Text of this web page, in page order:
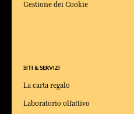
Gestione dei Cookie
SITI & SERVIZI
La carta regalo
Laboratorio olfattivo